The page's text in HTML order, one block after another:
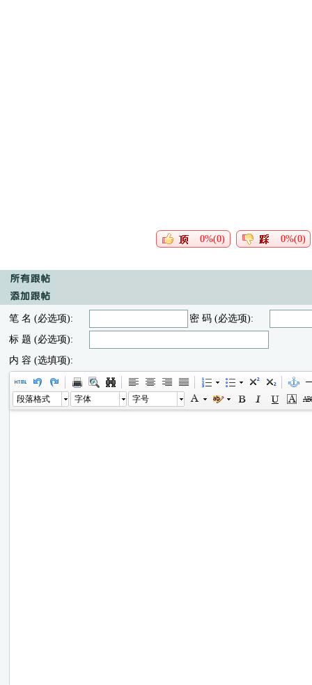
0%(0) 0%(0)
笔 名 (必选项):
密 码 (必选项):
标 题 (必选项):
内 容 (选填项):
段落格式 字体 字号